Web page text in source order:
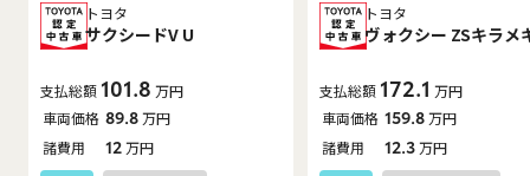
トヨタ
サクシードV U
支払総額 101.8 万円
車両価格 89.8万円
諸費用
12万円
トヨタ
ヴォクシー ZSキラメ
支払総額 172.1 万円
車両価格 159.8万円
諸費用
12.3万円